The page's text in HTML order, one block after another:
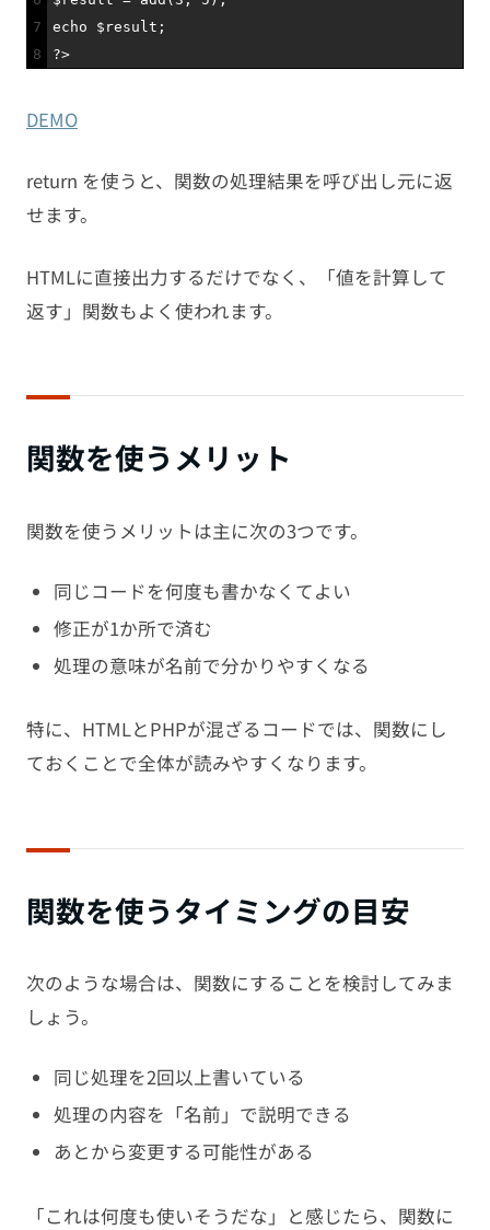
7
8
echo
$result ;
?>
DEMO
return を使うと、関数の処理結果を呼び出し元に返
せます。
HTMLに直接出力するだけでなく、「値を計算して
返す」関数もよく使われます。
関数を使うメリット
関数を使うメリットは主に次の3つです。
同じコードを何度も書かなくてよい
修正が1か所で済む
処理の意味が名前で分かりやすくなる
特に、HTMLとPHPが混ざるコードでは、関数にし
ておくことで全体が読みやすくなります。
関数を使うタイミングの目安
次のような場合は、関数にすることを検討してみま
しょう。
同じ処理を2回以上書いている
処理の内容を「名前」で説明できる
あとから変更する可能性がある
「これは何度も使いそうだな」と感じたら、関数に